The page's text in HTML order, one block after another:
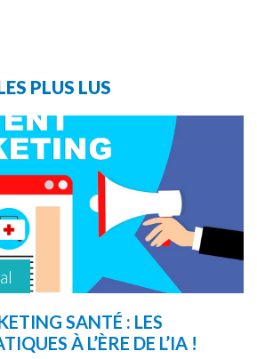
PLUS LUS
SANTÉ : LES
À L’ÈRE DE L’IA !